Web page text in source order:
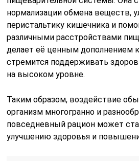
нормализации обмена веществ,
перистальтику кишечника и
различными расстройствами
делает её ценным дополнением
стремится поддерживать
на высоком уровне.
Таким образом, воздействие
организм многогранно и
повседневный рацион может
улучшению здоровья и